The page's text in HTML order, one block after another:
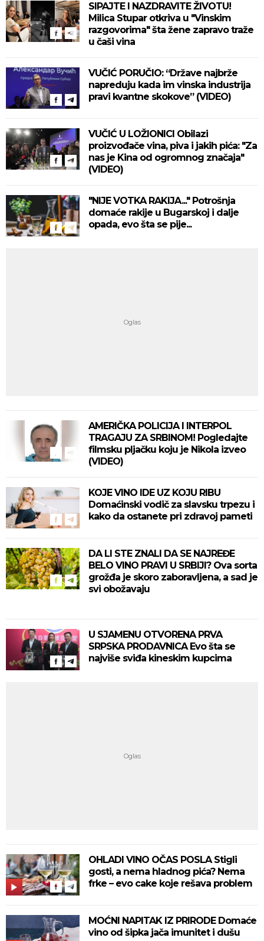
SIPAJTE I NAZDRAVITE ŽIVOTU!
Milica Stupar otkriva u "Vinskim
razgovorima" šta žene zapravo traže
u čaši vina
VUČIĆ PORUČIO: “Države najbrže
napreduju kada im vinska industrija
pravi kvantne skokove” (VIDEO)
VUČIĆ U LOŽIONICI Obilazi
proizvođače vina, piva i jakih pića: "Za
nas je Kina od ogromnog značaja"
(VIDEO)
"NIJE VOTKA RAKIJA..." Potrošnja
domaće rakije u Bugarskoj i dalje
opada, evo šta se pije...
AMERIČKA POLICIJA I INTERPOL
TRAGAJU ZA SRBINOM! Pogledajte
filmsku pljačku koju je Nikola izveo
(VIDEO)
KOJE VINO IDE UZ KOJU RIBU
Domaćinski vodič za slavsku trpezu i
kako da ostanete pri zdravoj pameti
DA LI STE ZNALI DA SE NAJREĐE
BELO VINO PRAVI U SRBIJI? Ova sorta
grožđa je skoro zaboravljena, a sad je
svi obožavaju
U SJAMENU OTVORENA PRVA
SRPSKA PRODAVNICA Evo šta se
najviše sviđa kineskim kupcima
OHLADI VINO OČAS POSLA Stigli
gosti, a nema hladnog pića? Nema
frke – evo cake koje rešava problem
MOĆNI NAPITAK IZ PRIRODE Domaće
vino od šipka jača imunitet i dušu